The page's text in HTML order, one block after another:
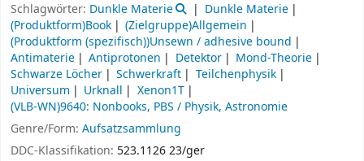
Schlagwörter: Dunkle Materie
Dunkle Materie
(Produktform)Book
(Zielgruppe)Allgemein
(Produktform (spezifisch))Unsewn / adhesive bound
Antimaterie
Antiprotonen Detektor
Mond-Theorie
Schwarze Löcher
Schwerkraft
Teilchenphysik
Universum
Urknall
Xenon1T
(VLB-WN)9640: Nonbooks, PBS / Physik, Astronomie
Genre/Form: Aufsatzsammlung
DDC-Klassifikation: 523.1126 23/ger